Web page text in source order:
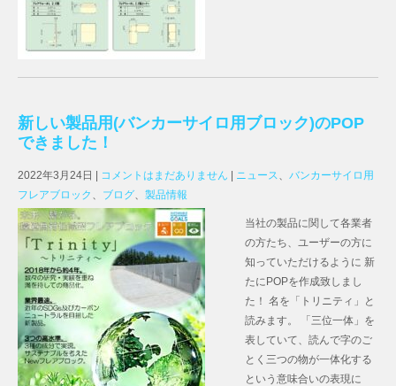
新しい製品用(バンカーサイロ用ブロック)のPOP
できました！
2022年3月24日 コメントはまだありません ニュース、 バンカーサイロ用
フレアブロック 、 ブログ、 製品情報
当社の製品に関して各業者
の方たち、ユーザーの方に
知っていただけるように 新
たにPOPを作成致しまし
た！ 名を「トリニティ」と
読みます。 「三位一体」を
表していて、読んで字のご
とく三つの物が一体化する
という意味合いの表現に